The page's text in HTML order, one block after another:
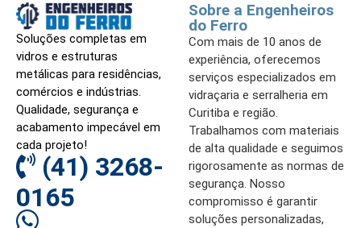
Soluções completas em
vidros e estruturas
metálicas para residências,
comércios e indústrias.
Qualidade, segurança e
acabamento impecável em
cada projeto!
(41) 3268-
0165
Sobre a Engenheiros
do Ferro
Com mais de 10 anos de
experiência, oferecemos
serviços especializados em
vidraçaria e serralheria em
Curitiba e região.
Trabalhamos com materiais
de alta qualidade e seguimos
rigorosamente as normas de
segurança. Nosso
compromisso é garantir
soluções personalizadas,